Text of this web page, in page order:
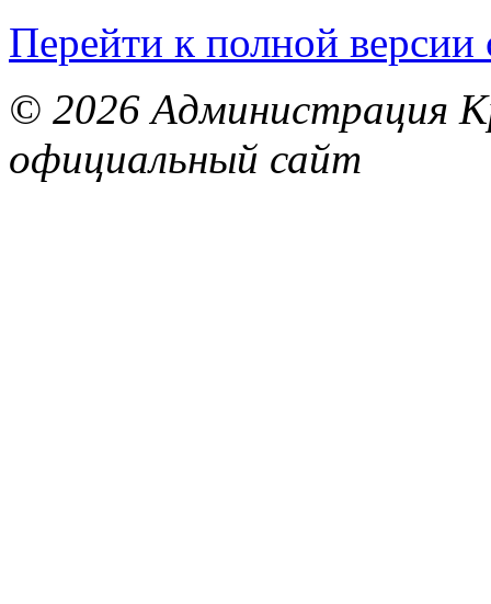
Перейти к полной версии
© 2026 Администрация
официальный сайт